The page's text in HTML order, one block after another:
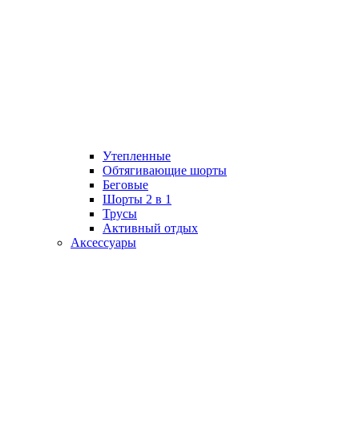
Утепленные
Обтягивающие шорты
Беговые
Шорты 2 в 1
Трусы
Активный отдых
Аксессуары